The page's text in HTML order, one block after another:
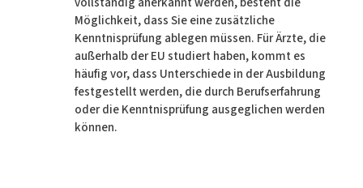
Möglichkeit, dass Sie eine zusätzliche
Kenntnisprüfung ablegen müssen. Für Ärzte, die
außerhalb der EU studiert haben, kommt es
häufig vor, dass Unterschiede in der Ausbildung
festgestellt werden, die durch Berufserfahrung
oder die Kenntnisprüfung ausgeglichen werden
können.